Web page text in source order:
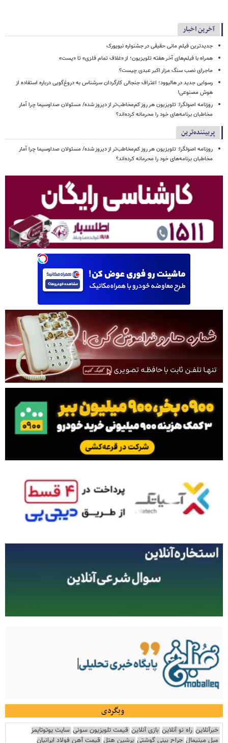
آخرین اخبار
جدیدترین فیلم مانی حقیقی در جشنواره نیویورک
همراه با فیلم‌های آخر هفته تلویزیون؛ از «غلاف تمام فلزی» تا «پست»
ماجرای نصب سنگ مزار اکبر عبدی چیست؟
رسوایی جدید در هالیوود؛ اعتراف جنجالی کارگردان سرشناس به دروغ‌گویی درباره استفاده از
هوش مصنوعی!
روزنامه اصولگرا: تلویزیون هر روز کم‌مخاطب‌تر از دیروز شده/ مسئولان صداوسیما چرا آمار
مخاطبان برنامه‌های خود را محرمانه کرده‌اند؟
پربیننده‌ترین
روزنامه اصولگرا: تلویزیون هر روز کم‌مخاطب‌تر از دیروز شده/ مسئولان صداوسیما چرا آمار
مخاطبان برنامه‌های خود را محرمانه کرده‌اند؟
وبگردی
خبرآنلاین راه نو آنلاین بازی آنلاین قیمت تلویزیون سونی سایت یوتوتایمز
مبل مینیمال جراح بینی گوشتی پرشین هتل قیمت آهن فولاد ایرانیان